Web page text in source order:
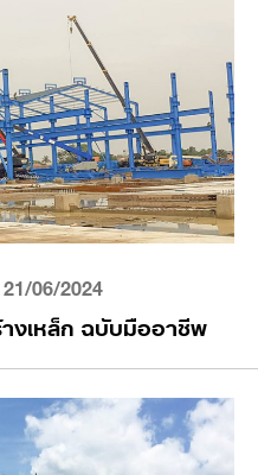
06/2024
งเหล็ก ฉบับมืออาชีพ